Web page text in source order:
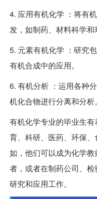
4. 应用有机化学 ：将有
发，如制药、材料科学和
5. 元素有机化学 ：研究
有机合成中的应用。
6. 有机分析 ：运用各种
机化合物进行分离和分析。
有机化学专业的毕业生
育、科研、医药、环保
如，他们可以成为化学
者，或者在制药公司、
研究和应用工作。